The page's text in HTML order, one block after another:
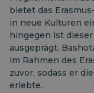
bietet das
in neue Kulturen
hingegen ist
ausgeprägt.
im Rahmen des
zuvor, sodass er
erlebte.